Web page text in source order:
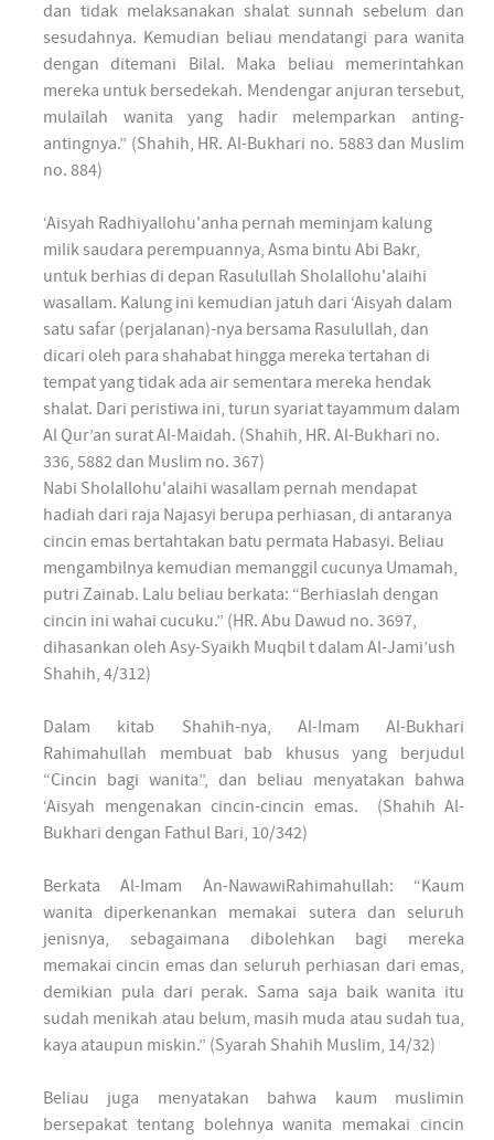
dan tidak melaksanakan shalat sunnah sebelum dan
sesudahnya. Kemudian beliau mendatangi para wanita
dengan ditemani Bilal. Maka beliau memerintahkan
mereka untuk bersedekah. Mendengar anjuran tersebut,
mulailah wanita yang hadir melemparkan anting-
antingnya.” (Shahih, HR. Al-Bukhari no. 5883 dan Muslim
no. 884)
‘Aisyah Radhiyallohu'anha pernah meminjam kalung
milik saudara perempuannya, Asma bintu Abi Bakr,
untuk berhias di depan Rasulullah Sholallohu'alaihi
wasallam. Kalung ini kemudian jatuh dari ‘Aisyah dalam
satu safar (perjalanan)-nya bersama Rasulullah, dan
dicari oleh para shahabat hingga mereka tertahan di
tempat yang tidak ada air sementara mereka hendak
shalat. Dari peristiwa ini, turun syariat tayammum dalam
Al Qur’an surat Al-Maidah. (Shahih, HR. Al-Bukhari no.
336, 5882 dan Muslim no. 367)
Nabi Sholallohu'alaihi wasallam pernah mendapat
hadiah dari raja Najasyi berupa perhiasan, di antaranya
cincin emas bertahtakan batu permata Habasyi. Beliau
mengambilnya kemudian memanggil cucunya Umamah,
putri Zainab. Lalu beliau berkata: “Berhiaslah dengan
cincin ini wahai cucuku.” (HR. Abu Dawud no. 3697,
dihasankan oleh Asy-Syaikh Muqbil t dalam Al-Jami’ush
Shahih, 4/312)
Dalam kitab Shahih-nya, Al-Imam Al-Bukhari
Rahimahullah membuat bab khusus yang berjudul
“Cincin bagi wanita”, dan beliau menyatakan bahwa
‘Aisyah mengenakan cincin-cincin emas. (Shahih Al-
Bukhari dengan Fathul Bari, 10/342)
Berkata Al-Imam An-NawawiRahimahullah: “Kaum
wanita diperkenankan memakai sutera dan seluruh
jenisnya, sebagaimana dibolehkan bagi mereka
memakai cincin emas dan seluruh perhiasan dari emas,
demikian pula dari perak. Sama saja baik wanita itu
sudah menikah atau belum, masih muda atau sudah tua,
kaya ataupun miskin.” (Syarah Shahih Muslim, 14/32)
Beliau juga menyatakan bahwa kaum muslimin
bersepakat tentang bolehnya wanita memakai cincin